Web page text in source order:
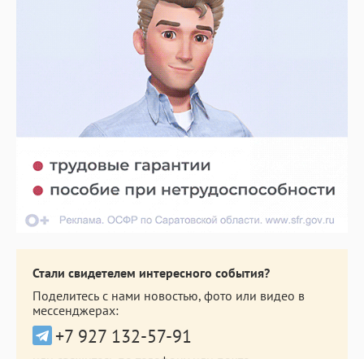
Стали свидетелем интересного события?
Поделитесь с нами новостью, фото или видео в
мессенджерах:
+7 927 132-57-91